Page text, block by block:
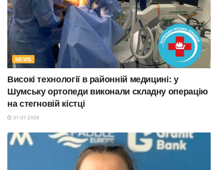
NEWS
Високі технології в районній медицині: у
Шумську ортопеди виконали складну операцію
на стегновій кістці
31.07.2026